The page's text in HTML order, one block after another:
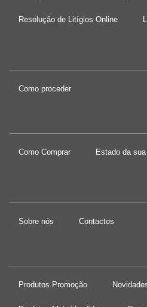
Resolução de Litígios Online
Como proceder
Como Comprar Estado da
Sobre nós Contactos
Produtos Promoção